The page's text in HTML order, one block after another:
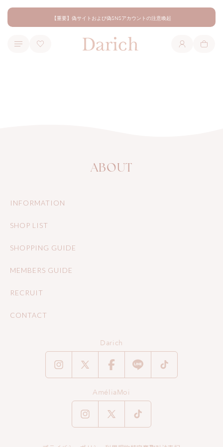
【重要】偽サイトおよび偽SNSアカウントの注意喚起
イ
ー
ABOUT
INFORMATION
SHOP LIST
SHOPPING GUIDE
MEMBERS GUIDE
RECRUIT
CONTACT
Darich
Instagram
X
FacebookTranslationTikTok
AméliaMoi